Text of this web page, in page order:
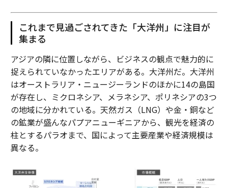
これまで見過ごされてきた「大洋州」に注目が
集まる
アジアの隣に位置しながら、ビジネスの観点で魅力的に
捉えられていなかったエリアがある。大洋州だ。大洋州
はオーストラリア・ニュージーランドのほかに14の島国
が存在し、ミクロネシア、メラネシア、ポリネシアの3つ
の地域に分かれている。天然ガス（LNG）や金・銅など
の鉱業が盛んなパプアニューギニアから、観光を経済の
柱とするパラオまで、国によって主要産業や経済規模は
異なる。